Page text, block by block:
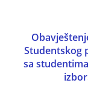
Studentskog
sa